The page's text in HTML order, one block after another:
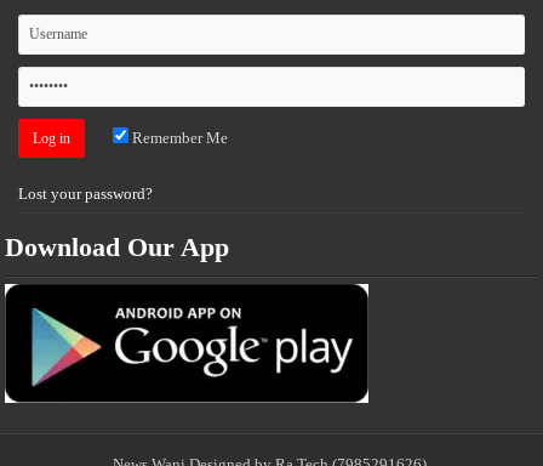
Remember Me
Lost your password?
Download Our App